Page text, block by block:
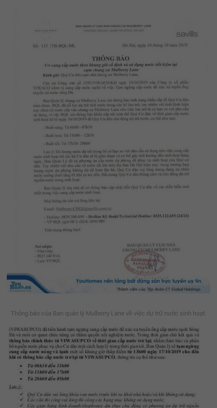
Thông báo của Ban quản lý Mulberry Lane về việc dự trữ nước sinh hoạt.